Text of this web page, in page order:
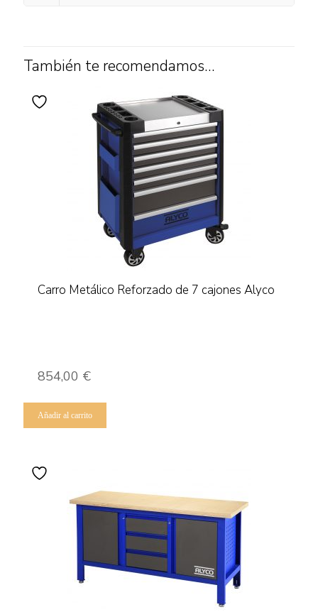
También te recomendamos…
Carro Metálico Reforzado de 7 cajones Alyco
854,00 €
Añadir al carrito